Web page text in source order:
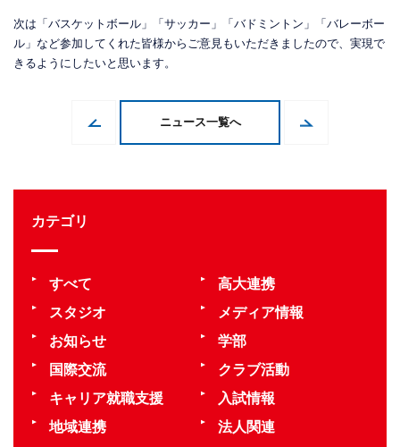
次は「バスケットボール」「サッカー」「バドミントン」「バレーボー
ル」など参加してくれた皆様からご意見もいただきましたので、実現で
きるようにしたいと思います。
ニュース一覧へ
カテゴリ
すべて
高大連携
スタジオ
メディア情報
お知らせ
学部
国際交流
クラブ活動
キャリア就職支援
入試情報
地域連携
法人関連